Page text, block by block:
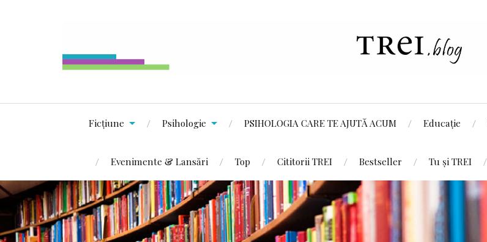
Ficțiune Psihologie PSIHOLOGIA CARE TE AJUTĂ ACUM Educație
Evenimente & Lansări Top Cititorii TREI Bestseller Tu și TREI